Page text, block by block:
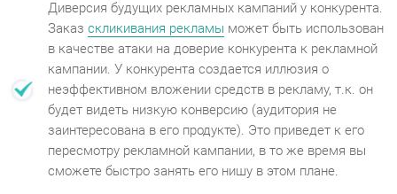
Диверсия будущих рекламных кампаний у конкурента.
Заказ скликивания рекламы может быть использован
в качестве атаки на доверие конкурента к рекламной
кампании. У конкурента создается иллюзия о
неэффективном вложении средств в рекламу, т.к. он
будет видеть низкую конверсию (аудитория не
заинтересована в его продукте). Это приведет к его
пересмотру рекламной кампании, в то же время вы
сможете быстро занять его нишу в этом плане.